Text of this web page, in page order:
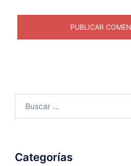
Categorías